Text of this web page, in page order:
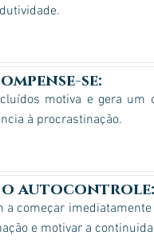
se:
motiva e gera um
à procrastinação.
o autocontrole:
a começar
e motivar a